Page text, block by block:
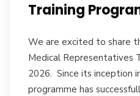
Training
We are excited to share
Medical Representatives
2026. Since its inception
programme has